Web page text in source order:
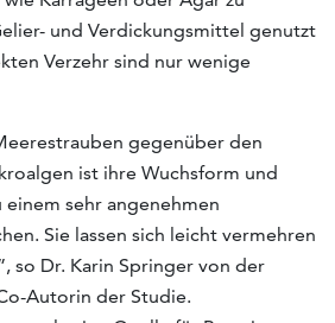
und Verdickungsmittel genutzt
Verzehr sind nur wenige
gegenüber den
ist ihre Wuchsform und
einem sehr angenehmen
Sie lassen sich leicht vermehren
so Dr. Karin Springer von der
Autorin der Studie.